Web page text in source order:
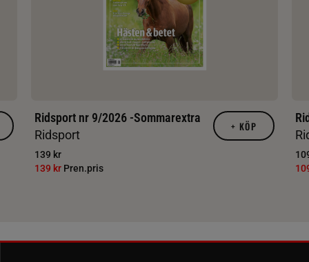
Ridsport nr 9/2026 -Sommarextra
Ridsport
139 kr
139 kr Pren.pris
+ KÖP